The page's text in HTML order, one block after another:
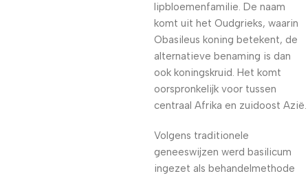
lipbloemenfamilie. De naam
komt uit het Oudgrieks, waarin
Obasileus koning betekent, de
alternatieve benaming is dan
ook koningskruid. Het komt
oorspronkelijk voor tussen
centraal Afrika en zuidoost Azië.
Volgens traditionele
geneeswijzen werd basilicum
ingezet als behandelmethode